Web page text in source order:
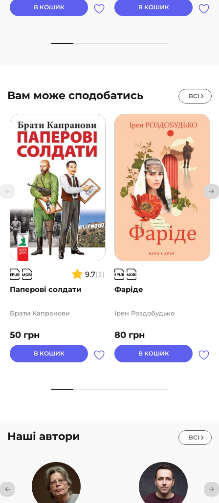
В КОШИК В КОШИК
Вам може сподобатись ВСІ
9.7(3)
Паперові солдати
50 грн
Брати Капранови
В КОШИК
Фаріде
80 грн
Ірен Роздобудько
В КОШИК
Наші автори ВСІ